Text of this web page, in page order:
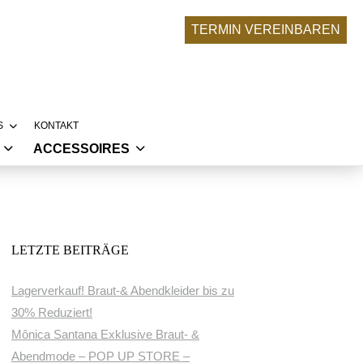
TERMIN VEREINBAREN
UPDATE
KONTAKT
ACCESSOIRES
LETZTE BEITRÄGE
Lagerverkauf! Braut-& Abendkleider bis zu
30% Reduziert!
Mônica Santana Exklusive Braut- &
Abendmode – POP UP STORE –